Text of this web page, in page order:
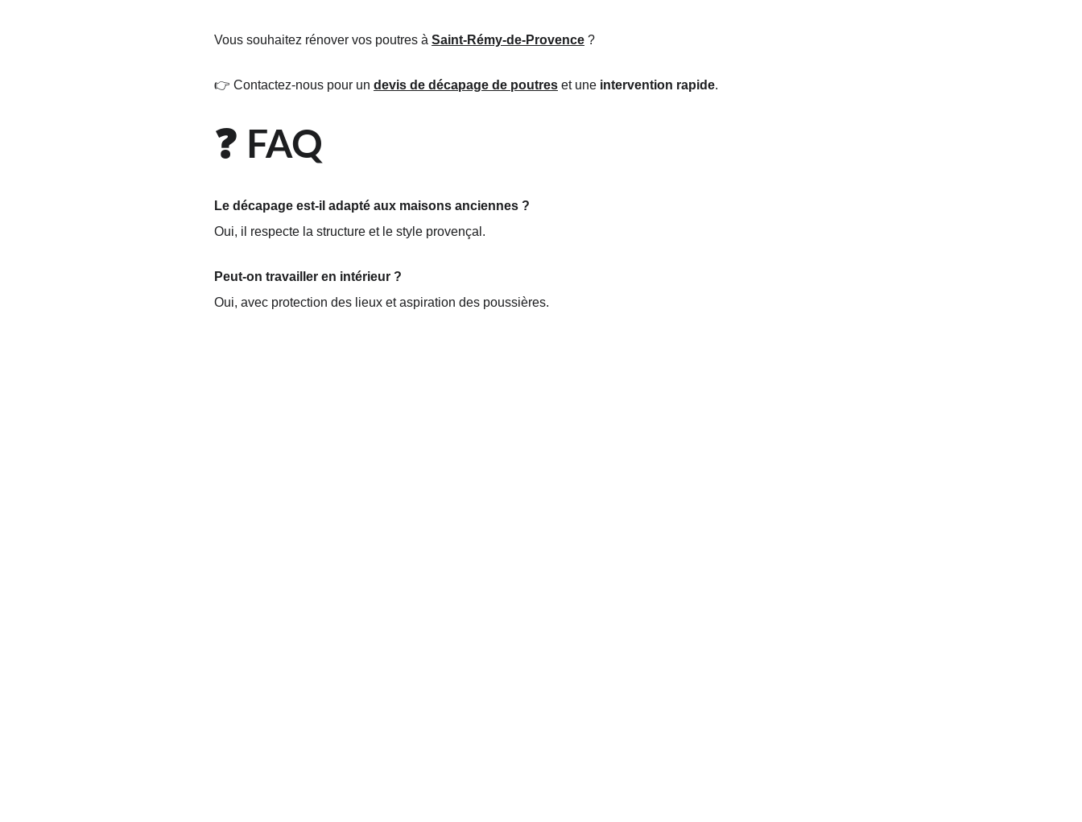
Vous souhaitez rénover vos poutres à Saint-Rémy-de-Provence ?
👉 Contactez-nous pour un devis de décapage de poutres et une intervention rapide.
❓ FAQ
Le décapage est-il adapté aux maisons anciennes ?
Oui, il respecte la structure et le style provençal.
Peut-on travailler en intérieur ?
Oui, avec protection des lieux et aspiration des poussières.